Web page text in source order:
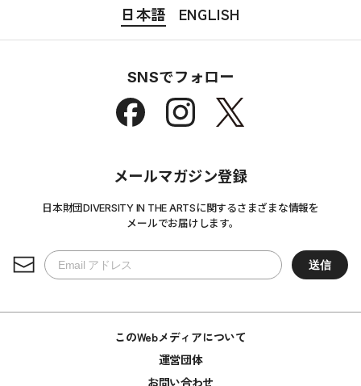
日本語 ENGLISH
SNSでフォロー
メールマガジン登録
日本財団DIVERSITY IN THE ARTSに関するさまざまな情報を
メールでお届けします。
このWebメディアについて
運営団体
お問い合わせ